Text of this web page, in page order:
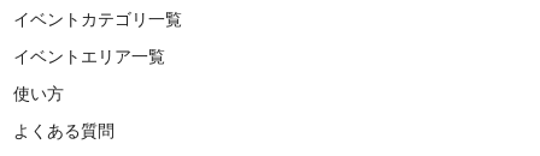
イベントカテゴリ一覧
イベントエリア一覧
使い方
よくある質問